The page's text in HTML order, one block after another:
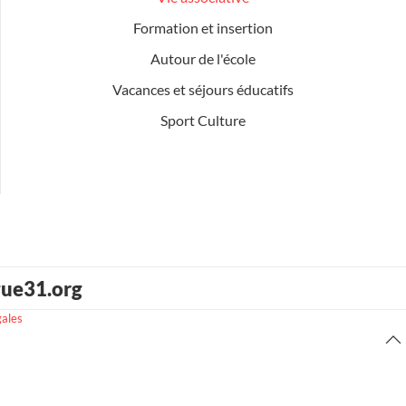
Formation et insertion
Autour de l'école
Vacances et séjours éducatifs
Sport Culture